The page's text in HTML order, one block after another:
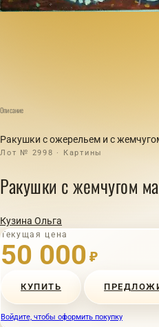
Описание
Ракушки с ожерельем и с
Лот № 2998 · Картины
Ракушки с жемчугом
Кузина Ольга
Текущая цена
50 000 ₽
КУПИТЬ
Войдите, чтобы оформить покупку